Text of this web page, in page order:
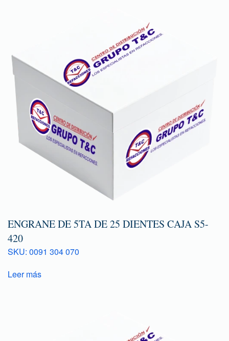
ENGRANE DE 5TA DE 25 DIENTES CAJA S5-
420
SKU: 0091 304 070
Leer más